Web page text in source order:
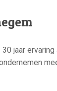
jaar ervaring